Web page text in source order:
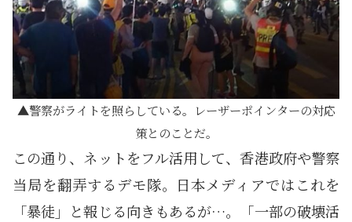
警察がライトを照らしている。レーザーポインターの対応
策とのことだ。
この通り、ネットをフル活用して、香港政府や警察
当局を翻弄するデモ隊。日本メディアではこれを
「暴徒」と報じる向きもあるが…。「一部の破壊活